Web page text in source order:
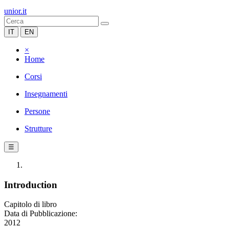
unior.it
IT EN
×
Home
Corsi
Insegnamenti
Persone
Strutture
☰
Introduction
Capitolo di libro
Data di Pubblicazione:
2012